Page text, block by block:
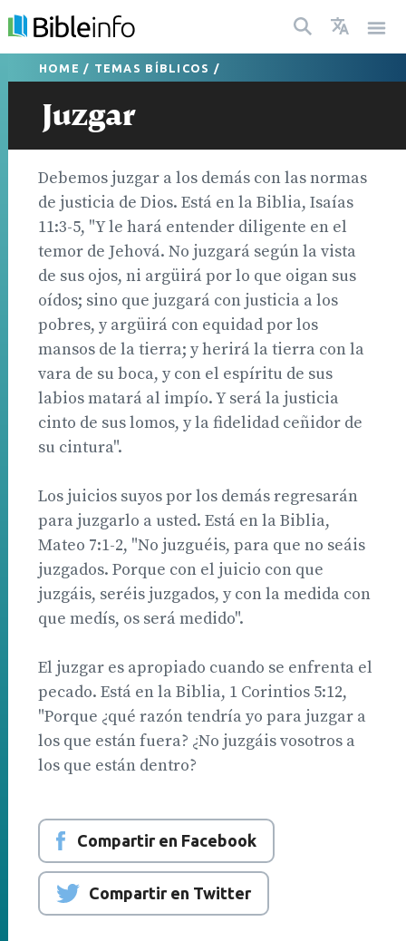
HOME / TEMAS BÍBLICOS /
Juzgar
Debemos juzgar a los demás con las normas
de justicia de Dios. Está en la Biblia, Isaías
11:3-5, "Y le hará entender diligente en el
temor de Jehová. No juzgará según la vista
de sus ojos, ni argüirá por lo que oigan sus
oídos; sino que juzgará con justicia a los
pobres, y argüirá con equidad por los
mansos de la tierra; y herirá la tierra con la
vara de su boca, y con el espíritu de sus
labios matará al impío. Y será la justicia
cinto de sus lomos, y la fidelidad ceñidor de
su cintura".
Los juicios suyos por los demás regresarán
para juzgarlo a usted. Está en la Biblia,
Mateo 7:1-2, "No juzguéis, para que no seáis
juzgados. Porque con el juicio con que
juzgáis, seréis juzgados, y con la medida con
que medís, os será medido".
El juzgar es apropiado cuando se enfrenta el
pecado. Está en la Biblia, 1 Corintios 5:12,
"Porque ¿qué razón tendría yo para juzgar a
los que están fuera? ¿No juzgáis vosotros a
los que están dentro?
Compartir en Facebook
Compartir en Twitter